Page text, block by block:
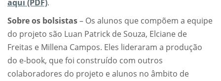
aqui (PDF).
Sobre os bolsistas– Os alunos que compõem a equipe
do projeto são Luan Patrick de Souza, Elciane de
Freitas e Millena Campos. Eles lideraram a produção
do e-book, que foi construído com outros
colaboradores do projeto e alunos no âmbito de